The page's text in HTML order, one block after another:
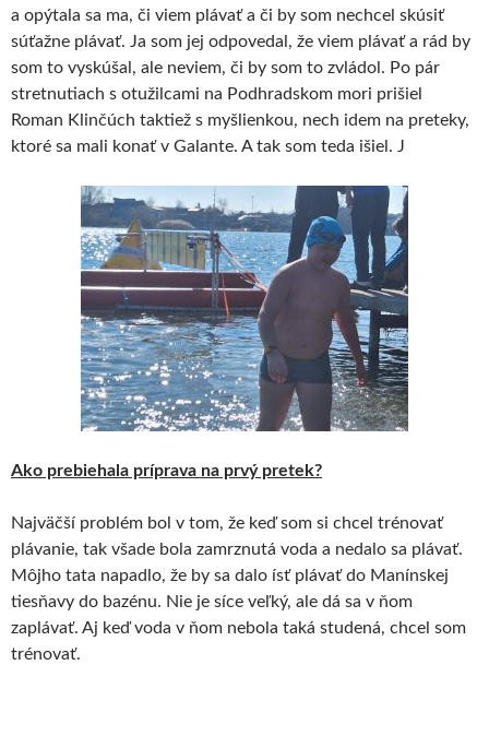
a opýtala sa ma, či viem plávať a či by som nechcel skúsiť
súťažne plávať. Ja som jej odpovedal, že viem plávať a rád by
som to vyskúšal, ale neviem, či by som to zvládol. Po pár
stretnutiach s otužilcami na Podhradskom mori prišiel
Roman Klinčúch taktiež s myšlienkou, nech idem na preteky,
ktoré sa mali konať v Galante. A tak som teda išiel. J
Ako prebiehala príprava na prvý pretek?
Najväčší problém bol v tom, že keď som si chcel trénovať
plávanie, tak všade bola zamrznutá voda a nedalo sa plávať.
Môjho tata napadlo, že by sa dalo ísť plávať do Manínskej
tiesňavy do bazénu. Nie je síce veľký, ale dá sa v ňom
zaplávať. Aj keď voda v ňom nebola taká studená, chcel som
trénovať.